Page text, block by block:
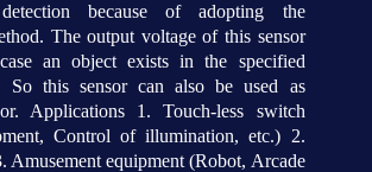
because of adopting the
The output voltage of this sensor
an object exists in the specified
So this sensor can also be used as
Applications 1. Touch-less switch
Control of illumination, etc.) 2.
Amusement equipment (Robot, Arcade